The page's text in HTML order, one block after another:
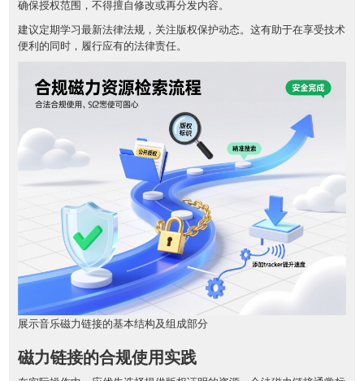
确保授权范围，不得擅自修改或再分发内容。
建议定期学习最新法律法规，关注版权保护动态。这有助于在享受技术
便利的同时，履行应有的法律责任。
展示音乐磁力链接的基本结构及组成部分
磁力链接的合规使用实践